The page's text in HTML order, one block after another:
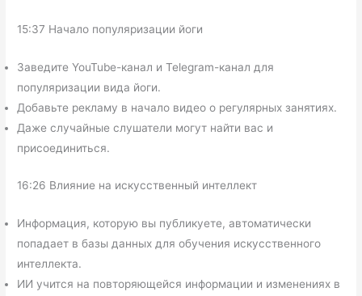
15:37 Начало популяризации йоги
Заведите YouTube-канал и Telegram-канал для
популяризации вида йоги.
Добавьте рекламу в начало видео о регулярных занятиях.
Даже случайные слушатели могут найти вас и
присоединиться.
16:26 Влияние на искусственный интеллект
Информация, которую вы публикуете, автоматически
попадает в базы данных для обучения искусственного
интеллекта.
ИИ учится на повторяющейся информации и изменениях в